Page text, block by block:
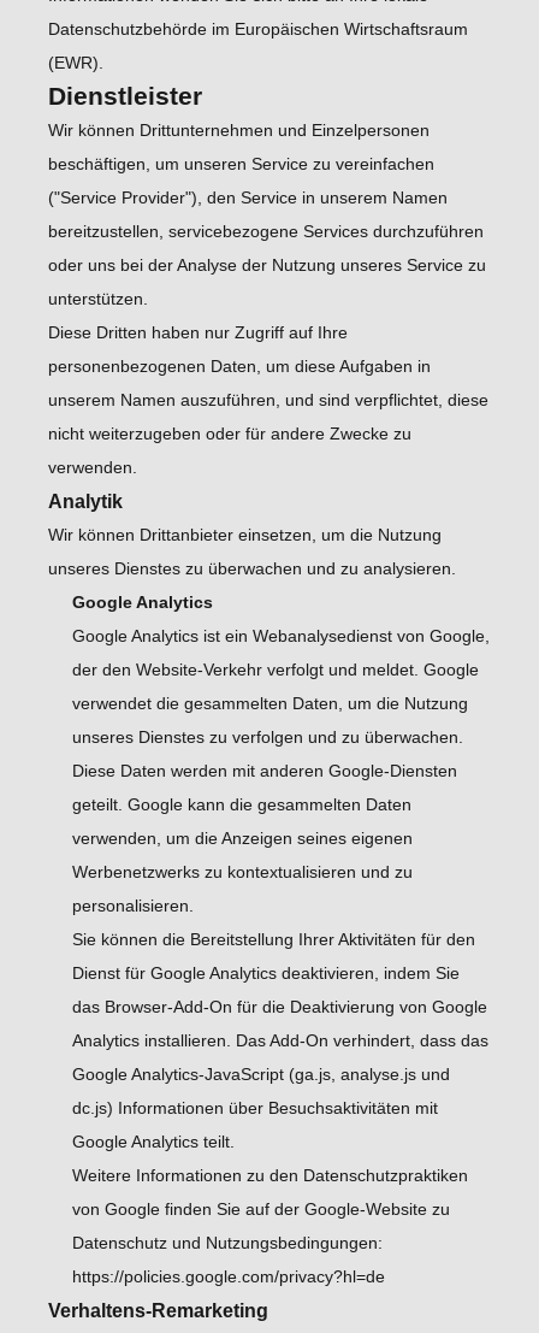
Datenschutzbehörde im Europäischen Wirtschaftsraum
(EWR).
Dienstleister
Wir können Drittunternehmen und Einzelpersonen
beschäftigen, um unseren Service zu vereinfachen
("Service Provider"), den Service in unserem Namen
bereitzustellen, servicebezogene Services durchzuführen
oder uns bei der Analyse der Nutzung unseres Service zu
unterstützen.
Diese Dritten haben nur Zugriff auf Ihre
personenbezogenen Daten, um diese Aufgaben in
unserem Namen auszuführen, und sind verpflichtet, diese
nicht weiterzugeben oder für andere Zwecke zu
verwenden.
Analytik
Wir können Drittanbieter einsetzen, um die Nutzung
unseres Dienstes zu überwachen und zu analysieren.
Google Analytics
Google Analytics ist ein Webanalysedienst von Google,
der den Website-Verkehr verfolgt und meldet. Google
verwendet die gesammelten Daten, um die Nutzung
unseres Dienstes zu verfolgen und zu überwachen.
Diese Daten werden mit anderen Google-Diensten
geteilt. Google kann die gesammelten Daten
verwenden, um die Anzeigen seines eigenen
Werbenetzwerks zu kontextualisieren und zu
personalisieren.
Sie können die Bereitstellung Ihrer Aktivitäten für den
Dienst für Google Analytics deaktivieren, indem Sie
das Browser-Add-On für die Deaktivierung von Google
Analytics installieren. Das Add-On verhindert, dass das
Google Analytics-JavaScript (ga.js, analyse.js und
dc.js) Informationen über Besuchsaktivitäten mit
Google Analytics teilt.
Weitere Informationen zu den Datenschutzpraktiken
von Google finden Sie auf der Google-Website zu
Datenschutz und Nutzungsbedingungen:
https://policies.google.com/privacy?hl=de
Verhaltens-Remarketing